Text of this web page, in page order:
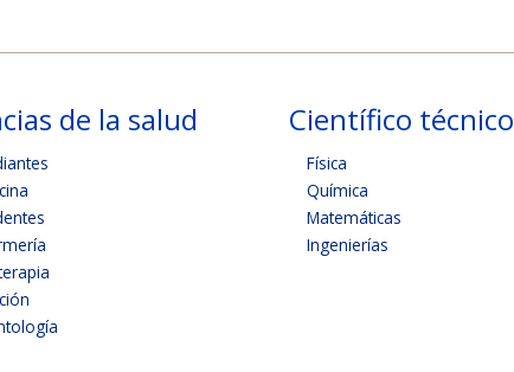
de la salud Científico técnico
Física
Química
Matemáticas
Ingenierías